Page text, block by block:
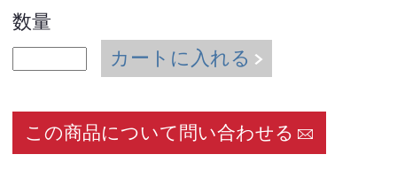
数量
カートに入れる
この商品について問い合わせる